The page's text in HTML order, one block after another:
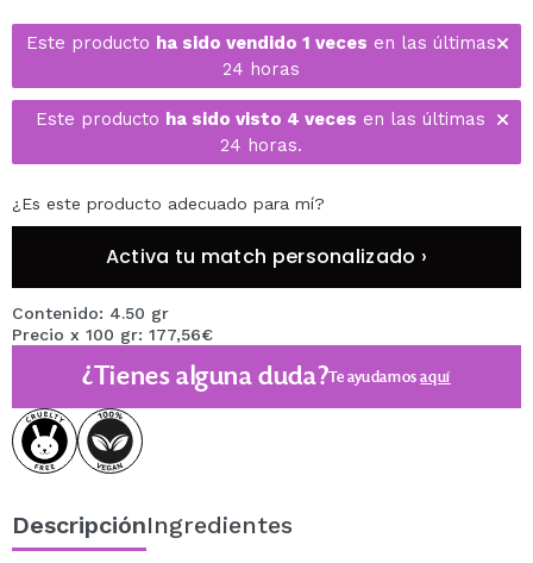
Este producto ha sido vendido 1 veces en las últimas
24 horas
Este producto ha sido visto 4 veces en las últimas
24 horas.
¿Es este producto adecuado para mí?
Activa tu match personalizado ›
Contenido: 4.50 gr
Precio x 100 gr: 177,56€
¿Tienes alguna duda?Te ayudamosaquí
DescripciónIngredientes